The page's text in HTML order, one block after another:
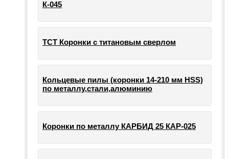
К-045
ТСТ Коронки с титановым сверлом
Кольцевые пилы (коронки 14-210 мм HSS)
по металлу,стали,алюминию
Коронки по металлу КАРБИД 25 КАР-025